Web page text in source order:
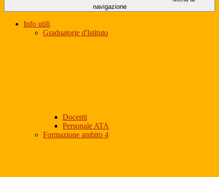
navigazione
Info utili
Graduatorie d'Istituto
Docenti
Personale ATA
Formazione ambito 4